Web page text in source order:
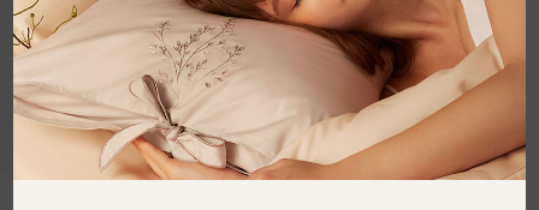
This product is currently out of stock and unavailable.
SHARE